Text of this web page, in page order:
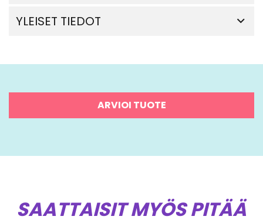
YLEISET TIEDOT
ARVIOI TUOTE
SAATTAISIT MYÖS PITÄÄ